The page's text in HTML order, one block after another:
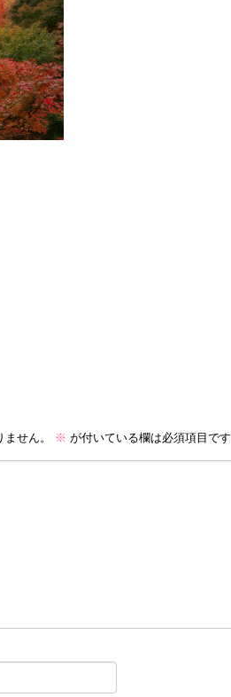
せん。 ※ が付いている欄は必須項目です